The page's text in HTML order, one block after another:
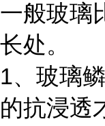
一般玻璃
长处。
1、玻璃
的抗浸透